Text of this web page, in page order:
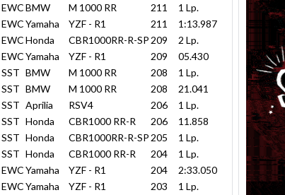
EWCBMW M 1000 RR 211
1 Lp.
EWCYamaha YZF - R1 211
1:13.987
EWCHonda CBR1000RR-R-SP 209
2 Lp.
EWCYamaha YZF - R1 209
05.430
SST BMW M 1000 RR 208
1 Lp.
SST BMW M 1000 RR 208
21.041
SST Aprilia RSV4 206
1 Lp.
SST Honda CBR1000 RR-R 206
11.858
SST Honda CBR1000RR-R-SP 205
1 Lp.
SST Honda CBR1000 RR-R 204
1 Lp.
EWCYamaha YZF - R1 204
2:33.050
EWCYamaha YZF - R1 203
1 Lp.